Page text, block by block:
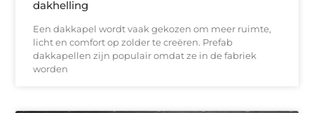
dakhelling
Een dakkapel wordt vaak gekozen om meer ruimte,
licht en comfort op zolder te creëren. Prefab
dakkapellen zijn populair omdat ze in de fabriek
worden